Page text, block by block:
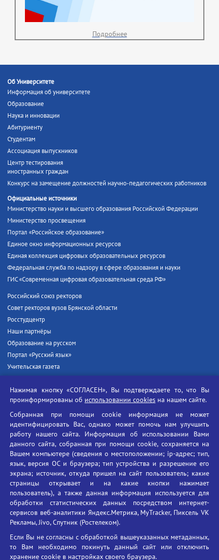
Подробнее
Об Университете
Информация об университете
Образование
Наука и инновации
Абитуриенту
Студентам
Ассоциация выпускников
Центр тестирования
иностранных граждан
Конкурс на замещение должностей научно-педагогических работников
Официальные источники
Министерство науки и высшего образования Российской Федерации
Министерство просвещения
Портал «Российское образование»
Единое окно информационных ресурсов
Единая коллекция цифровых образовательных ресурсов
Федеральная служба по надзору в сфере образования и науки
ГИС «Современная цифровая образовательная среда РФ»
Российский союз ректоров
Совет ректоров вузов Брянской области
Росстудцентр
Наши партнёры
Образование на русском
Портал «Русский язык»
Учительская газета
Единый портал государственных услуг
Противодействие угрозам информационной безопасности
Социальные ролики - Генеральная прокуратура РФ
Противодействие коррупции
БГУ против наркотиков
Брянский государственный университет
имени академика И.Г. Петровского
Время работы: пн-пт 09:00-18:00
Телефон: +7(4832)58-90-85
Нажимая кнопку «СОГЛАСЕН», Вы подтверждаете то, что Вы
проинформированы об использовании cookies на нашем сайте.
Собранная при помощи cookie информация не может
идентифицировать Вас, однако может помочь нам улучшить
работу нашего сайта. Информация об использовании Вами
данного сайта, собранная при помощи cookie, сохраняется на
Вашем компьютере (сведения о местоположении; ip-адрес; тип,
язык, версия ОС и браузера; тип устройства и разрешение его
экрана; источник, откуда пришел на сайт пользователь; какие
страницы открывает и на какие кнопки нажимает
пользователь), а также данная информация используется для
обработки статистических данных посредством интернет-
сервисов веб-аналитики Яндекс.Метрика, MyTracker, Пиксель VK
Рекламы, Jivo, Спутник (Ростелеком).
Если Вы не согласны с обработкой вышеуказанных метаданных,
то Вам необходимо покинуть данный сайт или отключить
хранение cookie в настройках своего браузера.